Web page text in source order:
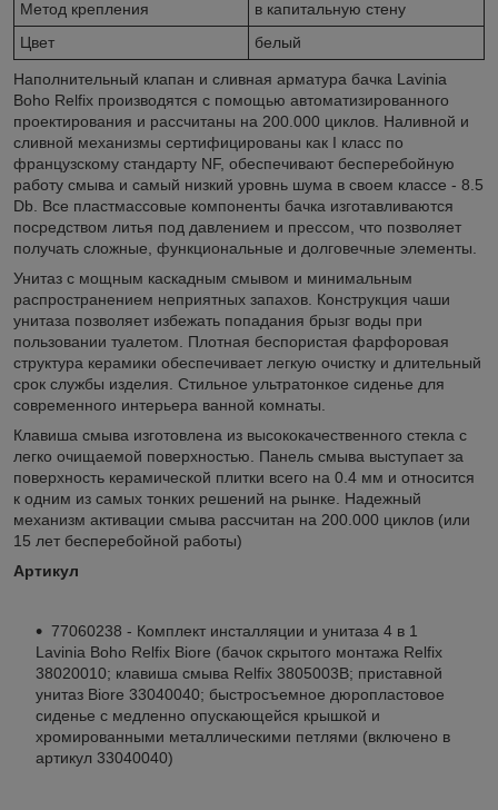
Метод крепления
в капитальную стену
Цвет
белый
Наполнительный клапан и сливная арматура бачка Lavinia
Boho Relfix производятся с помощью автоматизированного
проектирования и рассчитаны на 200.000 циклов. Наливной и
сливной механизмы сертифицированы как I класс по
французскому стандарту NF, обеспечивают бесперебойную
работу смыва и самый низкий уровнь шума в своем классе - 8.5
Db. Все пластмассовые компоненты бачка изготавливаются
посредством литья под давлением и прессом, что позволяет
получать сложные, функциональные и долговечные элементы.
Унитаз с мощным каскадным смывом и минимальным
распространением неприятных запахов. Конструкция чаши
унитаза позволяет избежать попадания брызг воды при
пользовании туалетом. Плотная беспористая фарфоровая
структура керамики обеспечивает легкую очистку и длительный
срок службы изделия. Стильное ультратонкое сиденье для
современного интерьера ванной комнаты.
Клавиша смыва изготовлена из высококачественного стекла с
легко очищаемой поверхностью. Панель смыва выступает за
поверхность керамической плитки всего на 0.4 мм и относится
к одним из самых тонких решений на рынке. Надежный
механизм активации смыва рассчитан на 200.000 циклов (или
15 лет бесперебойной работы)
Артикул
77060238 - Комплект инсталляции и унитаза 4 в 1
Lavinia Boho Relfix Biore (бачок скрытого монтажа Relfix
38020010; клавиша смыва Relfix 3805003B; приставной
унитаз Biore 33040040; быстросъемное дюропластовое
сиденье с медленно опускающейся крышкой и
хромированными металлическими петлями (включено в
артикул 33040040)